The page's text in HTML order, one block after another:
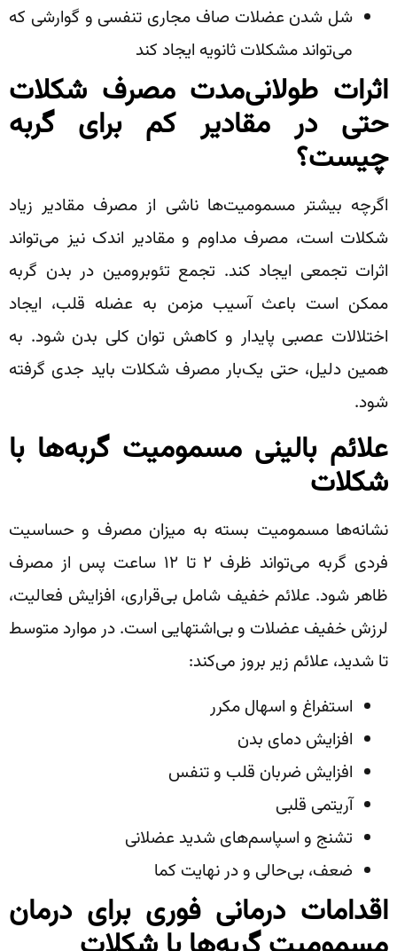
شل شدن عضلات صاف مجاری تنفسی و گوارشی که
می‌تواند مشکلات ثانویه ایجاد کند
اثرات طولانی‌مدت مصرف شکلات
حتی در مقادیر کم برای گربه
چیست؟
اگرچه بیشتر مسمومیت‌ها ناشی از مصرف مقادیر زیاد
شکلات است، مصرف مداوم و مقادیر اندک نیز می‌تواند
اثرات تجمعی ایجاد کند. تجمع تئوبرومین در بدن گربه
ممکن است باعث آسیب مزمن به عضله قلب، ایجاد
اختلالات عصبی پایدار و کاهش توان کلی بدن شود. به
همین دلیل، حتی یک‌بار مصرف شکلات باید جدی گرفته
شود.
علائم بالینی مسمومیت گربه‌ها با
شکلات
نشانه‌ها مسمومیت بسته به میزان مصرف و حساسیت
فردی گربه می‌تواند ظرف ۲ تا ۱۲ ساعت پس از مصرف
ظاهر شود. علائم خفیف شامل بی‌قراری، افزایش فعالیت،
لرزش خفیف عضلات و بی‌اشتهایی است. در موارد متوسط
تا شدید، علائم زیر بروز می‌کند:
استفراغ و اسهال مکرر
افزایش دمای بدن
افزایش ضربان قلب و تنفس
آریتمی قلبی
تشنج و اسپاسم‌های شدید عضلانی
ضعف، بی‌حالی و در نهایت کما
اقدامات درمانی فوری برای درمان